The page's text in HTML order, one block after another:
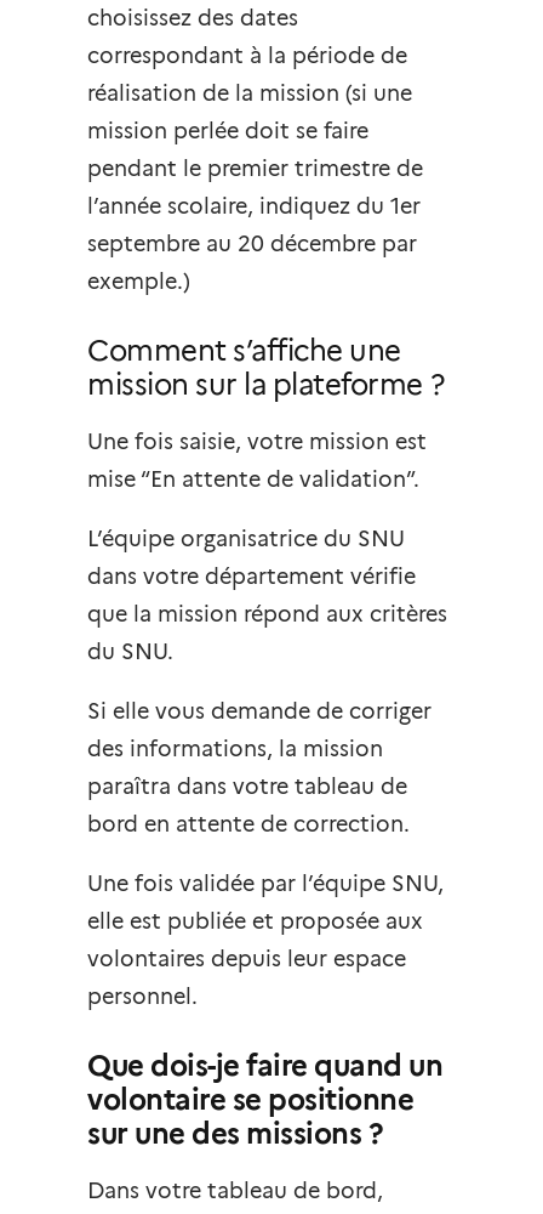
choisissez des dates
correspondant à la période de
réalisation de la mission (si une
mission perlée doit se faire
pendant le premier trimestre de
l’année scolaire, indiquez du 1er
septembre au 20 décembre par
exemple.)
Comment s’affiche une
mission sur la plateforme ?
Une fois saisie, votre mission est
mise “En attente de validation”.
L’équipe organisatrice du SNU
dans votre département vérifie
que la mission répond aux critères
du SNU.
Si elle vous demande de corriger
des informations, la mission
paraîtra dans votre tableau de
bord en attente de correction.
Une fois validée par l’équipe SNU,
elle est publiée et proposée aux
volontaires depuis leur espace
personnel.
Que dois-je faire quand un
volontaire se positionne
sur une des missions ?
Dans votre tableau de bord,